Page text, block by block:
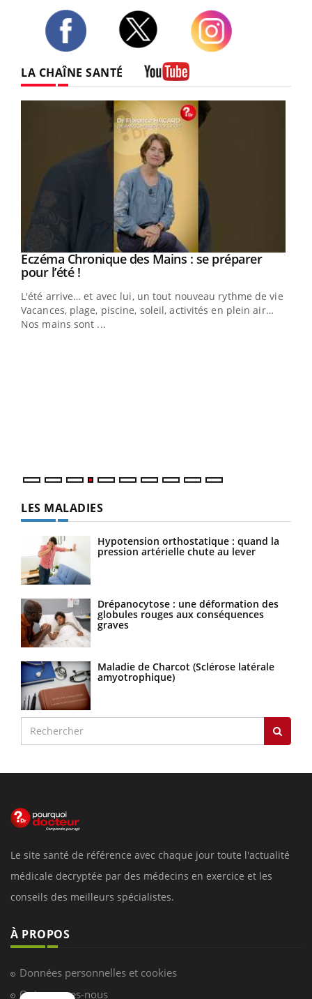
LA CHAÎNE SANTÉ
Youtube
Eczéma Chronique des Mains : se préparer
pour l’été !Youtube
L'été arrive… et avec lui, un tout nouveau rythme de vie !
Vacances, plage, piscine, soleil, activités en plein air…
Nos mains sont ...
Youtube
Diabète & Ramadan 2026Youtube
Le Ramadan approche, et, pour de nombreuses
personnes atteintes de diabète, c'est une période de
questions, de défis, mais ...
LES MALADIES
Hypotension orthostatique : quand la
pression artérielle chute au lever
Drépanocytose : une déformation des
globules rouges aux conséquences
graves
Maladie de Charcot (Sclérose latérale
amyotrophique)
Le site santé de référence avec chaque jour toute l'actualité
médicale decryptée par des médecins en exercice et les
conseils des meilleurs spécialistes.
À PROPOS
Données personnelles et cookies
Qui sommes-nous